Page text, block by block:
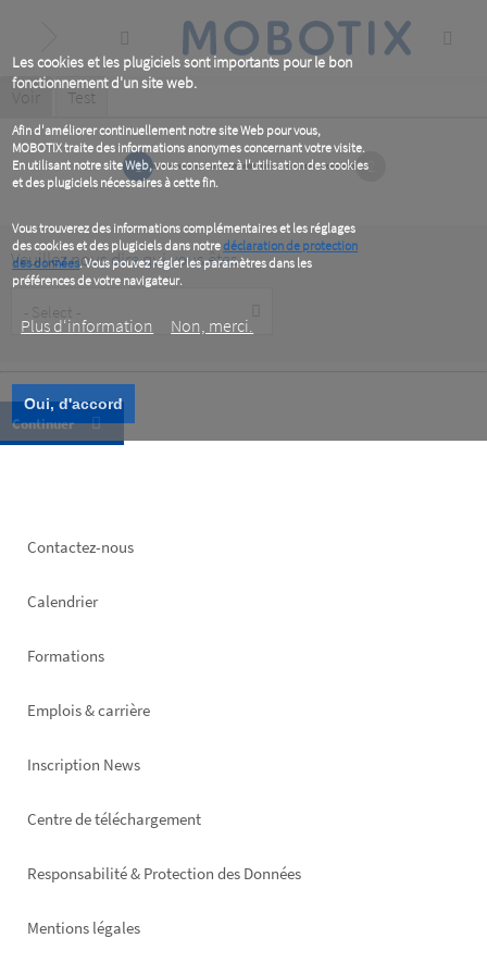
Les cookies et les plugiciels sont importants pour le bon
fonctionnement d'un site web.
Afin d'améliorer continuellement notre site Web pour vous,
MOBOTIX traite des informations anonymes concernant votre visite.
En utilisant notre site Web, vous consentez à l'utilisation des cookies
et des plugiciels nécessaires à cette fin.
Vous trouverez des informations complémentaires et les réglages
des cookies et des plugiciels dans notredéclaration de protection
des données. Vous pouvez régler les paramètres dans les
préférences de votre navigateur.
Plus d‘information Non, merci.
Oui, d'accord
content
Primary
tabs
Voir (active
Test
1 2
Veuillez nous dire qui vous êtes
Type
Footer
Contactez-nous
Calendrier
Formations
Emplois & carrière
Inscription News
Footer
Centre de téléchargement
Responsabilité & Protection des Données
Mentions légales